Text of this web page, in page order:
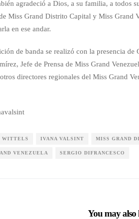
agradeció a Dios, a su familia, a todos
Miss Grand Distrito Capital y Miss Grand
en ese andar.
de banda se realizó con la presencia de
Jefe de Prensa de Miss Grand
directores regionales del Miss Grand
WITTELS IVANA VALSINT MISS GRAND
VENEZUELA SERGIO DIFRANCESCO
You may also